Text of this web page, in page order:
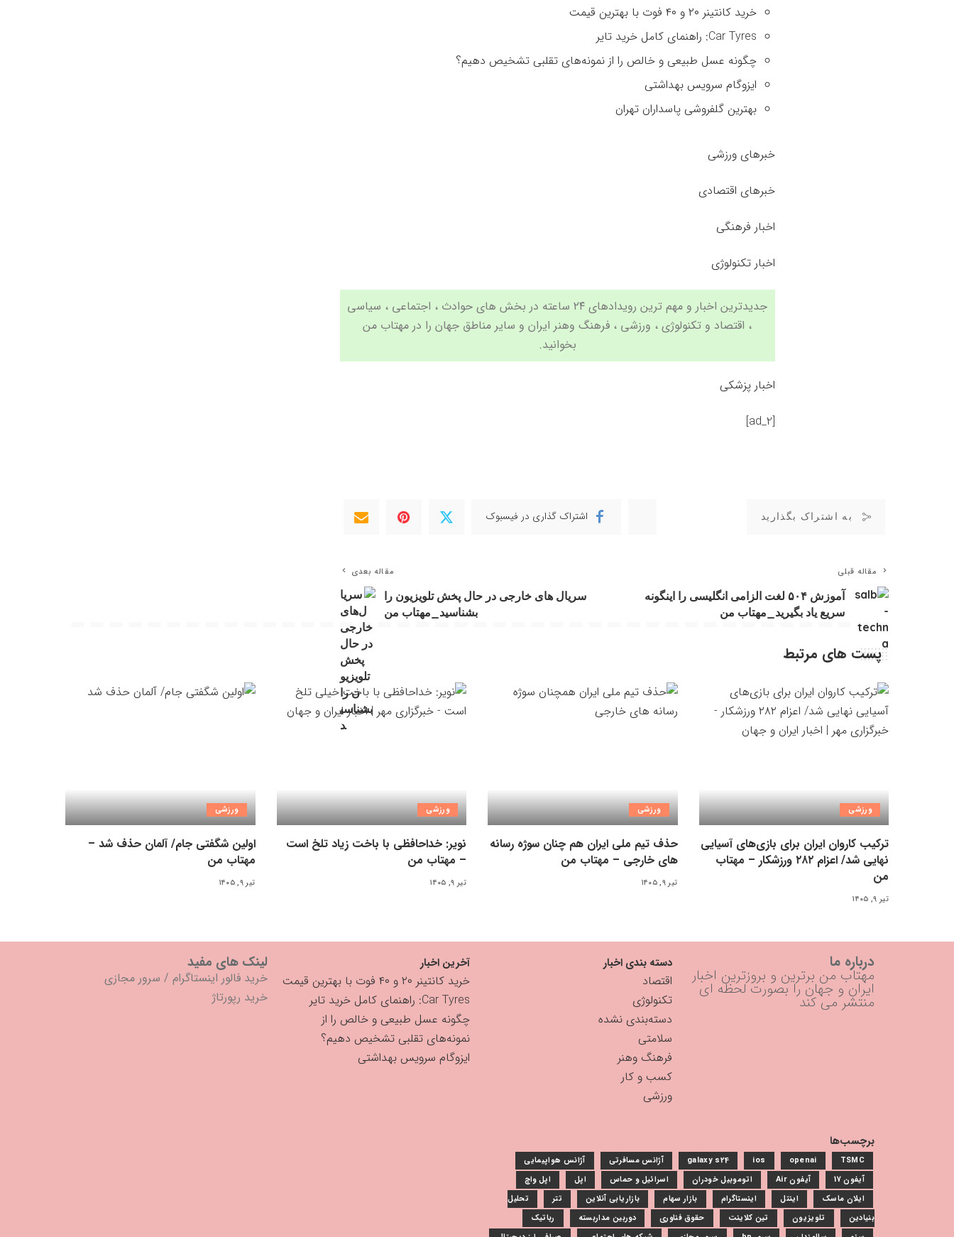
خرید کانتینر ۲۰ و ۴۰ فوت با بهترین قیمت
Car Tyres: راهنمای کامل خرید تایر
چگونه عسل طبیعی و خالص را از نمونه‌های تقلبی تشخیص دهیم؟
ایزوگام سرویس بهداشتی
بهترین گلفروشی پاسداران تهران
خبرهای ورزشی
خبرهای اقتصادی
اخبار فرهنگی
اخبار تکنولوژی
جدیدترین اخبار و مهم ترین رویدادهای ۲۴ ساعته در بخش های حوادث ، اجتماعی ، سیاسی
، اقتصادو تکنولوژی، ورزشی ، فرهنگ وهنر ایران و سایر مناطق جهان را در مهتاب من
بخوانید.
اخبار پزشکی
[ad_2]
به اشتراک بگذارید اشتراک گذاری در فیسبوک
مقاله قبلی
آموزش ۵۰۴ لغت الزامی انگلیسی را اینگونه
سریع یاد بگیرید_مهتاب من
مقاله بعدی
سریال های خارجی در حال پخش تلویزیون را
بشناسید_مهتاب من
پست های مرتبط
ورزشی
ترکیب کاروان ایران برای بازی‌های آسیایی
نهایی شد/ اعزام ۲۸۲ ورزشکار – مهتاب
من
تیر ۹, ۱۴۰۵
ورزشی
حذف تیم ملی ایران هم چنان سوژه رسانه
های خارجی – مهتاب من
تیر ۹, ۱۴۰۵
ورزشی
نویر: خداحافظی با باخت زیاد تلخ است
– مهتاب من
تیر ۹, ۱۴۰۵
ورزشی
اولین شگفتی جام/ آلمان حذف شد –
مهتاب من
تیر ۹, ۱۴۰۵
درباره ما
مهتاب من برترین و بروزترین اخبار
ایران و جهان را بصورت لحظه ای
منتشر می کند
دسته بندی اخبار
اقتصاد
تکنولوژی
دسته‌بندی نشده
سلامتی
فرهنگ وهنر
کسب و کار
ورزشی
آخرین اخبار
خرید کانتینر ۲۰ و ۴۰ فوت با بهترین قیمت
Car Tyres: راهنمای کامل خرید تایر
چگونه عسل طبیعی و خالص را از
نمونه‌های تقلبی تشخیص دهیم؟
ایزوگام سرویس بهداشتی
لینک های مفید
خرید فالور اینستاگرام / سرور مجازی
خرید رپورتاژ
برچسب‌ها
galaxy s24 ios openai TSMC آژانس مسافرتی
آژانس هواپیمایی
آیفون 17
آیفون Air اتوموبیل خودران اسرائیل و حماس اپل
اپل واچ
ایلان ماسک
اینتل اینستاگرام بازار سهام بازاریابی آنلاین تتر
تحلیل
بنیادین
تلویزیون تین کلاینت حقوق فناوری دوربین مداربسته
رباتیک